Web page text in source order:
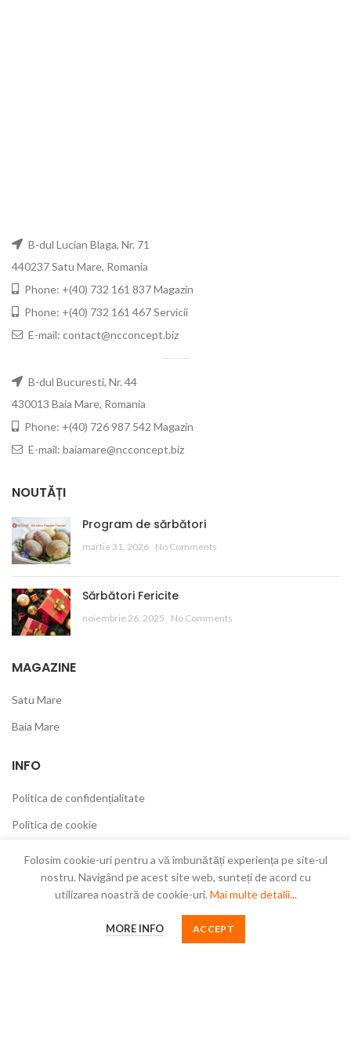
B-dul Lucian Blaga, Nr. 71
440237 Satu Mare, Romania
Phone: +(40) 732 161 837 Magazin
Phone: +(40) 732 161 467 Servicii
E-mail: contact@ncconcept.biz
B-dul Bucuresti, Nr. 44
430013 Baia Mare, Romania
Phone: +(40) 726 987 542 Magazin
E-mail: baiamare@ncconcept.biz
NOUTĂȚI
Program de sărbători
martie 31, 2026 No Comments
Sărbători Fericite
noiembrie 26, 2025 No Comments
MAGAZINE
Satu Mare
Baia Mare
INFO
Politica de confidențialitate
Politica de cookie
Garanții
Folosim cookie-uri pentru a vă îmbunătăți experiența pe site-ul
nostru. Navigând pe acest site web, sunteți de acord cu
utilizarea noastră de cookie-uri. Mai multe detalii...
MORE INFO ACCEPT